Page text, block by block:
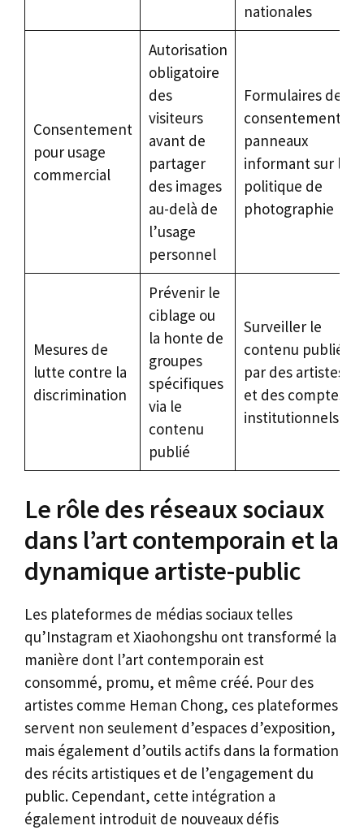
nationales
Consentement
pour usage
commercial
Autorisation
obligatoire
des
visiteurs
avant de
partager
des images
au-delà de
l’usage
personnel
Formulaires de
consentement ;
panneaux
informant sur la
politique de
photographie
Mesures de
lutte contre la
discrimination
Prévenir le
ciblage ou
la honte de
groupes
spécifiques
via le
contenu
publié
Surveiller le
contenu publié
par des artistes
et des comptes
institutionnels
Le rôle des réseaux sociaux
dans l’art contemporain et la
dynamique artiste-public
Les plateformes de médias sociaux telles
qu’Instagram et Xiaohongshu ont transformé la
manière dont l’art contemporain est
consommé, promu, et même créé. Pour des
artistes comme Heman Chong, ces plateformes
servent non seulement d’espaces d’exposition,
mais également d’outils actifs dans la formation
des récits artistiques et de l’engagement du
public. Cependant, cette intégration a
également introduit de nouveaux défis